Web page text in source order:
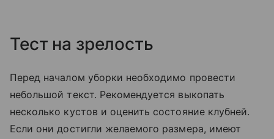
Тест на зрелость
Перед началом уборки необходимо провести
небольшой текст. Рекомендуется выкопать
несколько кустов и оценить состояние клубней.
Если они достигли желаемого размера, имеют